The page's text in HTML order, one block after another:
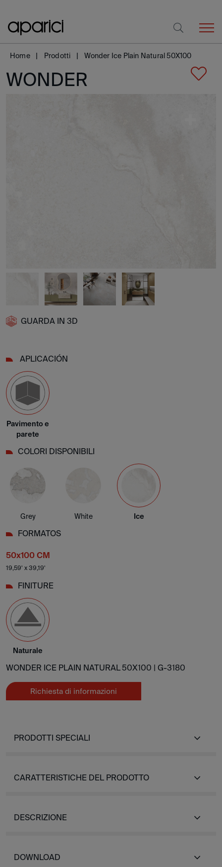
Home Prodotti Wonder Ice Plain Natural 50X100
WONDER
GUARDA IN 3D
APLICACIÓN
Pavimento e
parete
COLORI DISPONIBILI
Grey White Ice
FORMATOS
50x100 CM
19,59' x 39,19'
FINITURE
Naturale
WONDER ICE PLAIN NATURAL 50X100 | G-3180
Richiesta di informazioni
PRODOTTI SPECIALI
CARATTERISTICHE DEL PRODOTTO
DESCRIZIONE
DOWNLOAD